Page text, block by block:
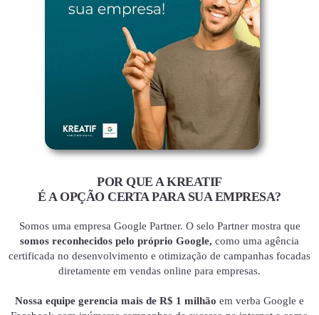
POR QUE A KREATIF
É A OPÇÃO CERTA PARA SUA EMPRESA?
Somos uma empresa Google Partner. O selo Partner mostra que
somos reconhecidos pelo próprio Google, como uma agência
certificada no desenvolvimento e otimização de campanhas focadas
diretamente em vendas online para empresas.
Nossa equipe gerencia mais de R$ 1 milhão em verba Google e